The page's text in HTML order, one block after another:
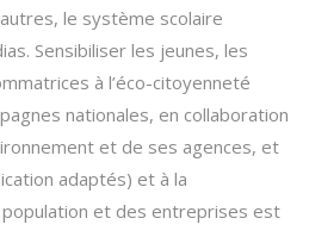
le système scolaire
Sensibiliser les jeunes, les
à l’éco-citoyenneté
nationales, en collaboration
et de ses agences, et
adaptés) et à la
et des entreprises est